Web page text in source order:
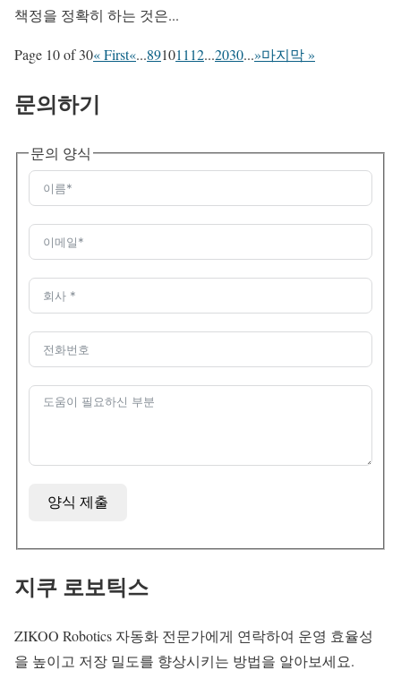
책정을 정확히 하는 것은...
Page 10 of 30« First«...891011 12...2030...»마지막 »
문의하기
문의 양식
양식 제출
지쿠 로보틱스
ZIKOO Robotics 자동화 전문가에게 연락하여 운영 효율성
을 높이고 저장 밀도를 향상시키는 방법을 알아보세요.